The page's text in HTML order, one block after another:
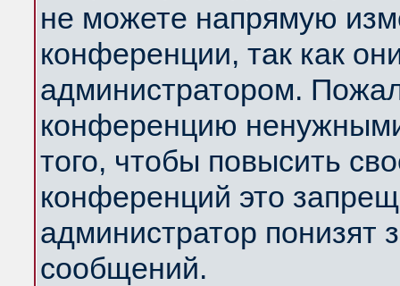
не можете напрямую
конференции, так как
администратором.
конференцию
того, чтобы повысить
конференций это
администратор понизят
сообщений.